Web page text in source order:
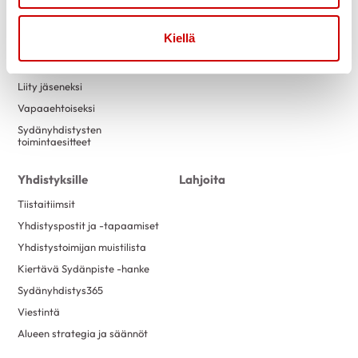
Kiellä
Tapahtumakalenteri
mittaustoiminta
Liity jäseneksi
Vapaaehtoiseksi
Sydänyhdistysten
toimintaesitteet
Laskutustiedot
Yritysyhteistyö
Yhdistyksille
Tiistaitiimsit
Yhdistyspostit ja -tapaamiset
Yhdistystoimijan muistilista
Kiertävä Sydänpiste -hanke
Sydänyhdistys365
Viestintä
Alueen strategia ja säännöt
Lahjoita